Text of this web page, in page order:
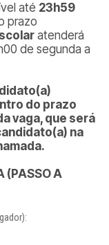
até 23h59
prazo
atenderá
de segunda a
do prazo
vaga, que será
na
(PASSO A